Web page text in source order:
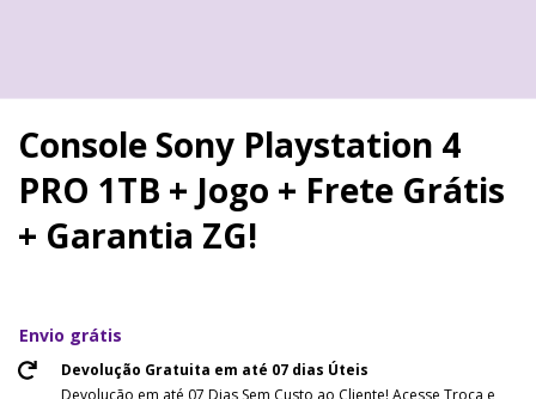
Console Sony Playstation 4
PRO 1TB + Jogo + Frete Grátis
+ Garantia ZG!
Envio grátis
Devolução Gratuita em até 07 dias Úteis